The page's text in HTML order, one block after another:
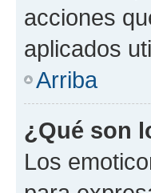
acciones
aplicados
Arriba
¿Qué son
Los